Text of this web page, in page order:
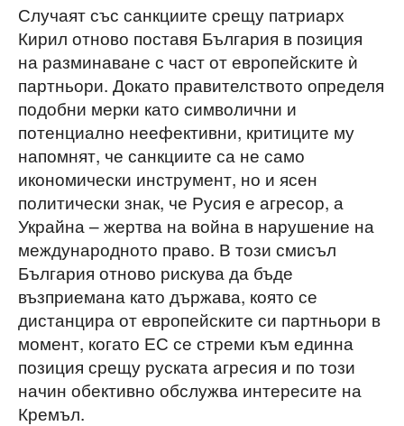
Случаят със санкциите срещу патриарх
Кирил отново поставя България в позиция
на разминаване с част от европейските ѝ
партньори. Докато правителството определя
подобни мерки като символични и
потенциално неефективни, критиците му
напомнят, че санкциите са не само
икономически инструмент, но и ясен
политически знак, че Русия е агресор, а
Украйна – жертва на война в нарушение на
международното право. В този смисъл
България отново рискува да бъде
възприемана като държава, която се
дистанцира от европейските си партньори в
момент, когато ЕС се стреми към единна
позиция срещу руската агресия и по този
начин обективно обслужва интересите на
Кремъл.